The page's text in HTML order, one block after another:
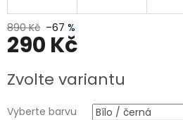
890 Kč –67 %
290 Kč
cena:
Zvolte variantu
Vyberte barvu